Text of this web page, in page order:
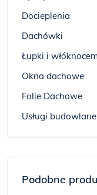
Docieplenia
Dachówki
Łupki i
Okna dachowe
Folie Dachowe
Usługi budowlane
Podobne